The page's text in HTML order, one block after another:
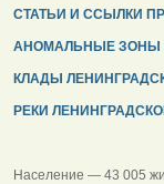
СТАТЬИ И ССЫЛКИ
АНОМАЛЬНЫЕ ЗОНЫ
КЛАДЫ
РЕКИ
Население — 43 005